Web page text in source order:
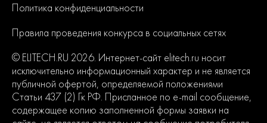
Политика конфиденциальности
Правила проведения конкурса в социальных сетях
© ELITECH.RU 2026. Интернет-сайт elitech.ru носит
исключительно информационный характер и не является
публичной офертой, определяемой положениями
Статьи 437 (2) Гк РФ. Присланное по e-mail сообщение,
содержащее копию заполненной формы заявки на